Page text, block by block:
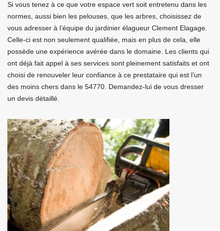
Si vous tenez à ce que votre espace vert soit entretenu dans les
normes, aussi bien les pelouses, que les arbres, choisissez de
vous adresser à l’équipe du jardinier élagueur Clement Elagage.
Celle-ci est non seulement qualifiée, mais en plus de cela, elle
possède une expérience avérée dans le domaine. Les clients qui
ont déjà fait appel à ses services sont pleinement satisfaits et ont
choisi de renouveler leur confiance à ce prestataire qui est l’un
des moins chers dans le 54770. Demandez-lui de vous dresser
un devis détaillé.